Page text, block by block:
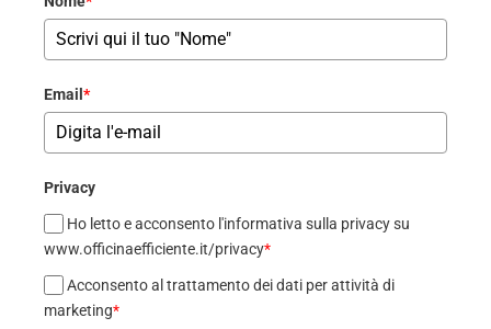
Email *
Privacy
Ho letto e acconsento l'informativa sulla privacy su
www.officinaefficiente.it/privacy*
Acconsento al trattamento dei dati per attività di
marketing*